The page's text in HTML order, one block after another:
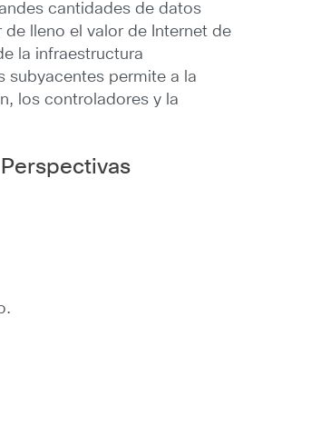
cantidades de datos
lleno el valor de Internet de
la infraestructura
subyacentes permite a la
los controladores y la
Perspectivas